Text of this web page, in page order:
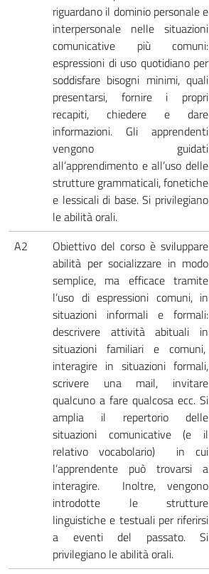
riguardano il dominio personale e
interpersonale nelle situazioni
comunicative più comuni:
espressioni di uso quotidiano per
soddisfare bisogni minimi, quali
presentarsi, fornire i propri
recapiti, chiedere e dare
informazioni. Gli apprendenti
vengono guidati
all’apprendimento e all’uso delle
strutture grammaticali, fonetiche
e lessicali di base. Si privilegiano
le abilità orali.
A2
Obiettivo del corso è sviluppare
abilità per socializzare in modo
semplice, ma efficace tramite
l’uso di espressioni comuni, in
situazioni informali e formali:
descrivere attività abituali in
situazioni familiari e comuni,
interagire in situazioni formali,
scrivere una mail, invitare
qualcuno a fare qualcosa ecc. Si
amplia il repertorio delle
situazioni comunicative (e il
relativo vocabolario) in cui
l’apprendente può trovarsi a
interagire. Inoltre, vengono
introdotte le strutture
linguistiche e testuali per riferirsi
a eventi del passato. Si
privilegiano le abilità orali.